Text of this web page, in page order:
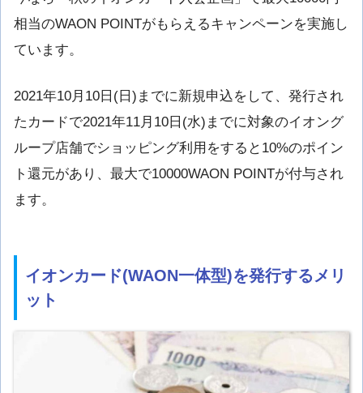
相当のWAON POINTがもらえるキャンペーンを実施し
ています。
2021年10月10日(日)までに新規申込をして、発行され
たカードで2021年11月10日(水)までに対象のイオング
ループ店舗でショッピング利用をすると10%のポイン
ト還元があり、最大で10000WAON POINTが付与され
ます。
イオンカード(WAON一体型)を発行するメリ
ット